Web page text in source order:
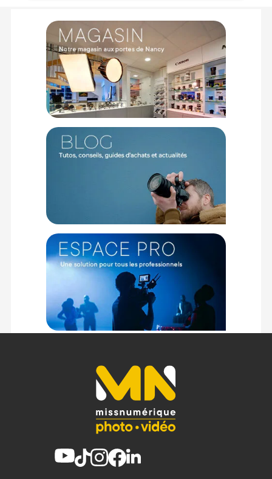
Conseils d'utilisation :
Stockage prolongé :Les rouleaux de papier de fonds
doivent êtrestockés à la verticale en cas de non-
utilisation prolongée(plus de 7 jours). C’est une étape très
importante pour éviter que le fond ne subisse des
déformations avec le temps.
Renforcement rigidité :Afin d'augmenter la rigidité et
la durée de vie de vos fonds, nous vous recommandons
l'utilisation d'un mandrin en aluminium.Voici une
référence pouvant convenir à vos besoins :
Manfrotto
Lighting Alu-core 2,75m
Points forts du fond papier Savage 2,72x11m Blue Jean :
Teinte Blue Jean moderne valorisant les portraits lifestyle
Largeur de 2,72 mètres accordant une liberté absolue de
cadrage
perpétuellement propre
Grammage épais de 163 grammes assurant un tombé
lourd sans plis
Mandrin interne rigide prévenant l'affaissement sur le
Fabrication responsable utilisant une majorité de
matériaux recyclés
brut et familier, apportant une dynamique intéressante sans
recourir à des couleurs criardes qui pourraient saturer
l'image. Sur votre plateau, ce bleu très spécifique absorbe
doucement la lumière et crée une atmosphère décontractée,
particulièrement flatteuse pour faire ressortir les tons chair
ou contraster avec des garde-robes claires.
Un gabarit taillé pour la liberté d'action
Avec son envergure généreuse de 2,72 mètres, ce rouleau